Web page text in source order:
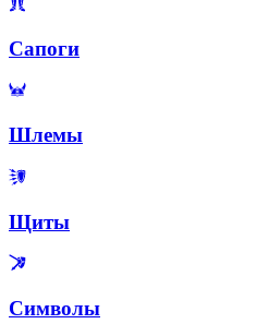
Сапоги
Шлемы
Щиты
Символы